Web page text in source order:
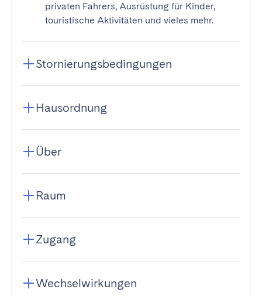
privaten Fahrers, Ausrüstung für Kinder,
touristische Aktivitäten und vieles mehr.
Stornierungsbedingungen
Hausordnung
Über
Raum
Zugang
Wechselwirkungen